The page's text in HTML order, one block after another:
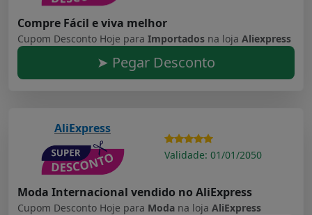
Compre Fácil e viva melhor
Cupom Desconto Hoje para Importados na loja Aliexpress
➤ Pegar Desconto
AliExpress
Validade: 01/01/2050
Moda Internacional vendido no AliExpress
Cupom Desconto Hoje para Moda na loja AliExpress